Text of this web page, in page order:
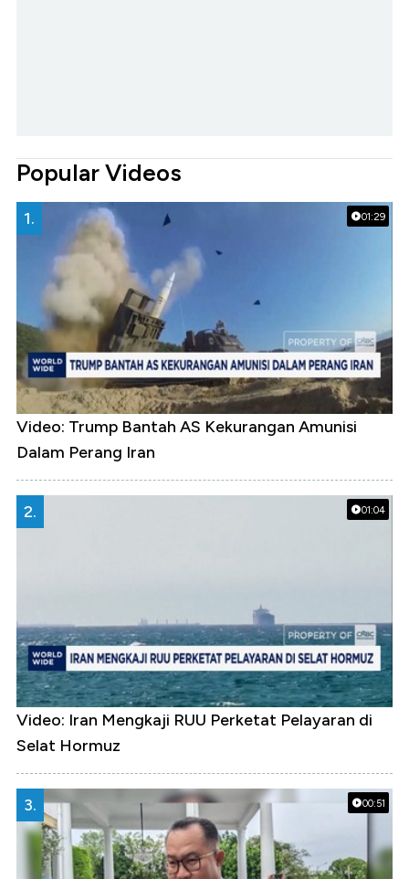
Popular Videos
01:29
1.
Video: Trump Bantah AS Kekurangan Amunisi
Dalam Perang Iran
01:04
2.
Video: Iran Mengkaji RUU Perketat Pelayaran di
Selat Hormuz
00:51
3.